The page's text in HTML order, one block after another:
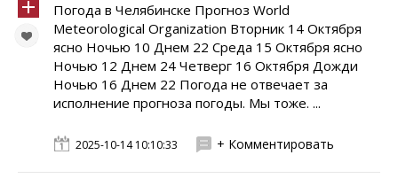
Погода в Челябинске Прогноз World
Meteorological Organization Вторник 14 Октября
ясно Ночью 10 Днем 22 Среда 15 Октября ясно
Ночью 12 Днем 24 Четверг 16 Октября Дожди
Ночью 16 Днем 22 Погода не отвечает за
исполнение прогноза погоды. Мы тоже. ...
2025-10-14 10:10:33 + Комментировать